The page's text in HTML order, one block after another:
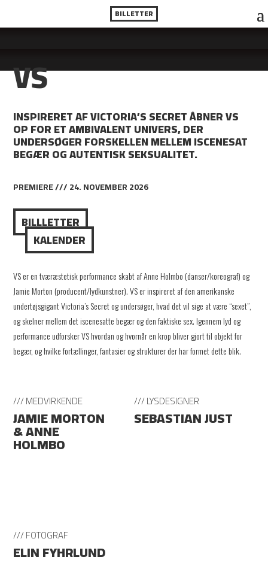
BILLETTER
VS
INSPIRERET AF VICTORIA’S SECRET ÅBNER VS
OP FOR ET AMBIVALENT UNIVERS, DER
UNDERSØGER FORSKELLEN MELLEM ISCENESAT
BEGÆR OG AUTENTISK SEKSUALITET.
PREMIERE /// 24. NOVEMBER 2026
BILLLETTER
KALENDER
VS er en tværæstetisk performance skabt af Anne Holmbo (danser/koreograf) og
Jamie Morton (producent/lydkunstner). VS er inspireret af den amerikanske
undertøjsgigant Victoria’s Secret og undersøger, hvad det vil sige at være “sexet”,
og skelner mellem det iscenesatte begær og den faktiske sex. Igennem lyd og
performance udforsker VS hvordan og hvornår en krop bliver gjort til objekt for
begær, og hvilke fortællinger, fantasier og strukturer der har formet dette blik.
/// MEDVIRKENDE
JAMIE MORTON
& ANNE
HOLMBO
/// LYSDESIGNER
SEBASTIAN JUST
/// FOTOGRAF
ELIN FYHRLUND